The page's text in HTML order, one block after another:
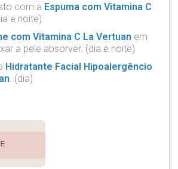
com a Espuma com Vitamina C
e noite)
com Vitamina C La Vertuan em
a pele absorver. (dia e noite)
Hidratante Facial Hipoalergêncio
. (dia)